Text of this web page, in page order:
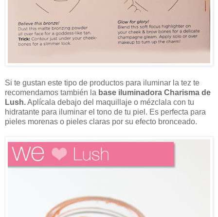
Si te gustan este tipo de productos para iluminar la tez te
recomendamos también la base iluminadora Charisma de
Lush.Aplícala debajo del maquillaje o mézclala con tu
hidratante para iluminar el tono de tu piel. Es perfecta para
pieles morenas o pieles claras por su efecto bronceado.